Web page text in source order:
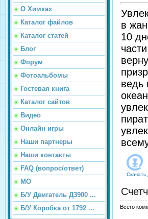
О Химках
Каталог файлов
Каталог статей
Блог
Форум
Фотоальбомы
Гостевая книга
Каталог сайтов
Видео
Онлайн игры
Наши партнеры
Наши контакты
FAQ (вопрос/ответ)
МО
Б/У Двигатель Д3900 ...
Б/У Коробка от 1792 ...
в
10
ведь
Скачать
Всего